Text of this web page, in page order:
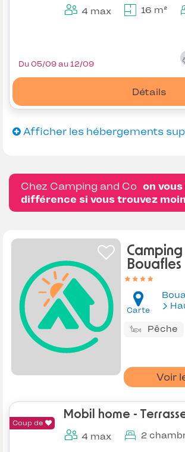
4 max 16 m²
Détails
Du 05/09 au 12/09
Afficher les hébergements
Chez Camping and Co on
différence si vous trouvez
Bouafles
Carte
Pêche
Voir
Coup de
Mobil home -
4 max 2